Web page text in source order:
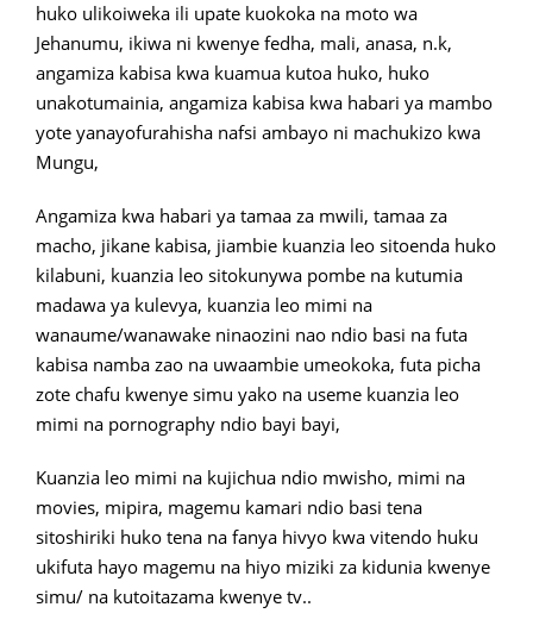
huko ulikoiweka ili upate kuokoka na moto wa
Jehanumu, ikiwa ni kwenye fedha, mali, anasa, n.k,
angamiza kabisa kwa kuamua kutoa huko, huko
unakotumainia, angamiza kabisa kwa habari ya mambo
yote yanayofurahisha nafsi ambayo ni machukizo kwa
Mungu,
Angamiza kwa habari ya tamaa za mwili, tamaa za
macho, jikane kabisa, jiambie kuanzia leo sitoenda huko
kilabuni, kuanzia leo sitokunywa pombe na kutumia
madawa ya kulevya, kuanzia leo mimi na
wanaume/wanawake ninaozini nao ndio basi na futa
kabisa namba zao na uwaambie umeokoka, futa picha
zote chafu kwenye simu yako na useme kuanzia leo
mimi na pornography ndio bayi bayi,
Kuanzia leo mimi na kujichua ndio mwisho, mimi na
movies, mipira, magemu kamari ndio basi tena
sitoshiriki huko tena na fanya hivyo kwa vitendo huku
ukifuta hayo magemu na hiyo miziki za kidunia kwenye
simu/ na kutoitazama kwenye tv..